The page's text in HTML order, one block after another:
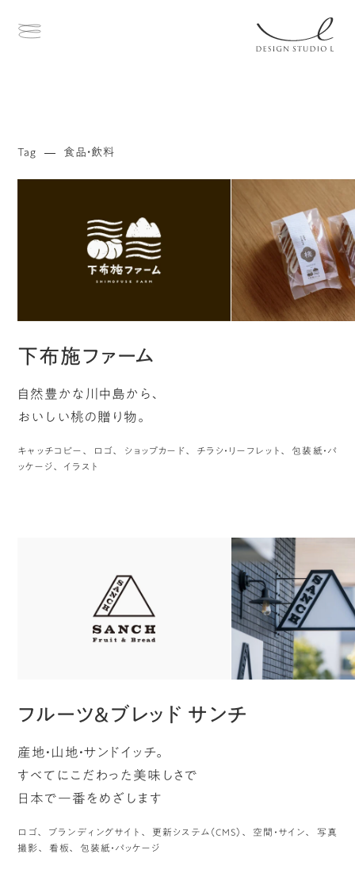
Tag 食品・飲料
下布施ファーム
自然豊かな川中島から、
おいしい桃の贈り物。
キャッチコピー ロゴ ショップカード チラシ・リーフレット
包装紙・パ
ッケージ
イラスト
フルーツ＆ブレッド サンチ
産地・山地・サンドイッチ。
すべてにこだわった美味しさで
日本で一番をめざします
ロゴ ブランディングサイト 更新システム（CMS） 空間・サイン
写真
撮影
看板 包装紙・パッケージ